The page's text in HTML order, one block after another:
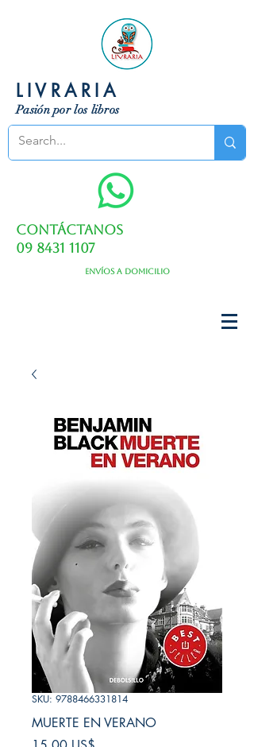
LIVRARIA
Pasión por los libros
Contáctanos
09 8431 1107
Envíos a domicilio
SKU: 9788466331814
MUERTE EN VERANO